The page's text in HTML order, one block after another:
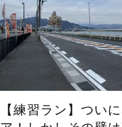
【練習ラン】つい